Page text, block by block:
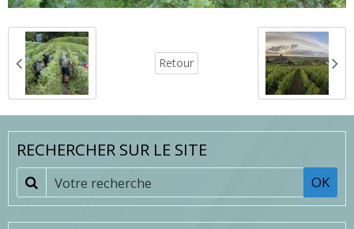
Retour
RECHERCHER SUR LE SITE
OK